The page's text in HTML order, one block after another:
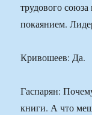
трудового
покаянием.
Кривошеев: Да.
Гаспарян:
книги. А что